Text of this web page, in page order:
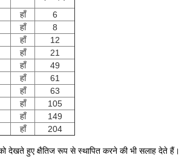
हाँ
6
हाँ
8
हाँ
12
हाँ
21
हाँ
49
हाँ
61
हाँ
63
हाँ
105
हाँ
149
हाँ
204
देखते हुए क्षैतिज रूप से स्थापित करने की भी सलाह देते हैं।